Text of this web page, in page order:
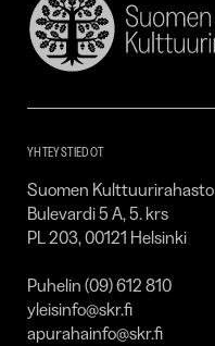
Suomen
Kulttuurirahasto
YHTEYSTIEDOT
Suomen Kulttuurirahasto
Bulevardi 5 A, 5. krs
PL 203, 00121 Helsinki
Puhelin (09) 612 810
yleisinfo@skr.fi
apurahainfo@skr.fi